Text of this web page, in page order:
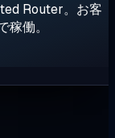
Router。お客
働。